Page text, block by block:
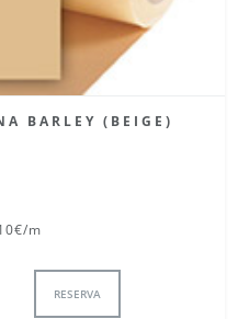
BARLEY (BEIGE)
m
RESERVA